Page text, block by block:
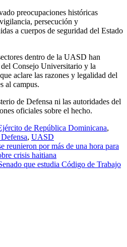
preocupaciones históricas
persecución y
a cuerpos de seguridad del Estado
dentro de la UASD han
Consejo Universitario y la
aclare las razones y legalidad del
al campus.
de Defensa ni las autoridades del
oficiales sobre el hecho.
de República Dominicana,
, UASD
reunieron por más de una hora para
crisis haitiana
que estudia Código de Trabajo